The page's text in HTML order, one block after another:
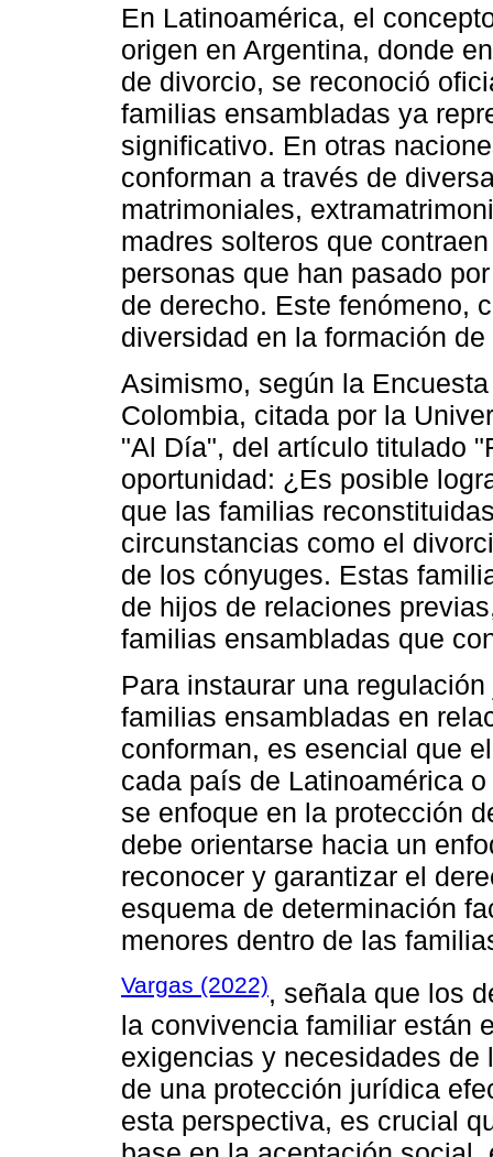
En Latinoamérica, el
origen en Argentina, donde
de divorcio, se reconoció
familias ensambladas ya
significativo. En otras
conforman a través de
matrimoniales,
madres solteros que
personas que han pasado
de derecho. Este fenómeno,
diversidad en la formación
Asimismo, según la
Colombia, citada por la
"Al Día", del artículo titulado
oportunidad: ¿Es posible
que las familias
circunstancias como el
de los cónyuges. Estas
de hijos de relaciones
familias ensambladas que
Para instaurar una
familias ensambladas en
conforman, es esencial que
cada país de Latinoamérica
se enfoque en la protección
debe orientarse hacia un
reconocer y garantizar el
esquema de determinación
menores dentro de las
Vargas (2022), señala que los
la convivencia familiar están
exigencias y necesidades de
de una protección jurídica
esta perspectiva, es crucial